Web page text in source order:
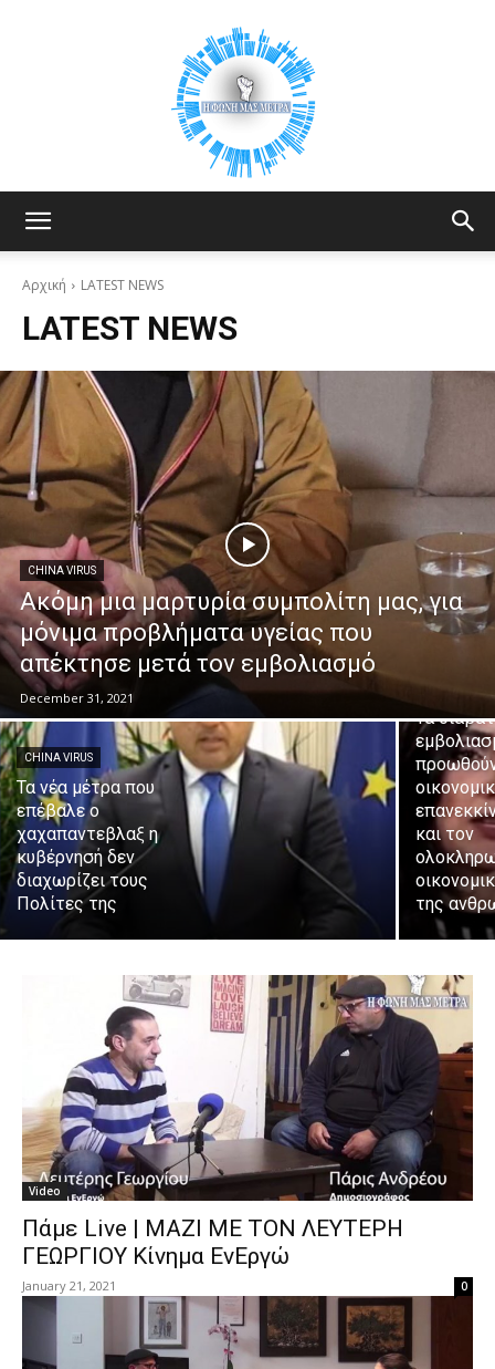
Counts
Αρχική LATEST NEWS
LATEST NEWS
CHINA VIRUS
Ακόμη μια μαρτυρία συμπολίτη μας, για
μόνιμα προβλήματα υγείας που
απέκτησε μετά τον εμβολιασμό
December 31, 2021
CHINA VIRUS
Τα νέα μέτρα που
επέβαλε ο
χαχαπαντεβλαξ η
κυβέρνησή δεν
διαχωρίζει τους
Πολίτες της
Melissa
Τα
και τον
της
Video
Πάμε Live | ΜΑΖΙ ΜΕ ΤΟΝ ΛΕΥΤΕΡΗ
ΓΕΩΡΓΙΟΥ Κίνημα ΕνΕργώ
January 21, 2021 0